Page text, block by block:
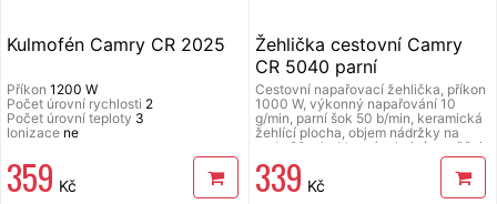
Kulmofén Camry CR 2025
Příkon 1200 W
Počet úrovní rychlosti 2
Počet úrovní teploty 3
Ionizace ne
359 Kč
Žehlička cestovní Camry
CR 5040 parní
Cestovní napařovací žehlička, příkon
1000 W, výkonný napařování 10
g/min, parní šok 50 b/min, keramická
žehlící plocha, objem nádržky na
vodu 80 ml, sklopná rukojeť umožňuje
snadné uložení, aretační pojistka –
odjišťuje a zamyká rukojeť, plynulá
regulace teploty, funkce Drip-Stop
339 Kč